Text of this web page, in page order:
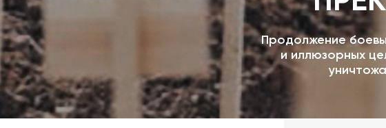
Продолжение
и иллюзорных